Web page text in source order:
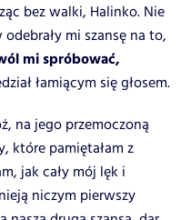
bez walki, Halinko. Nie
mi szansę na to,
mi spróbować,
łamiącym się głosem.
na jego przemoczoną
które pamiętałam z
jak cały mój lęk i
niczym pierwszy